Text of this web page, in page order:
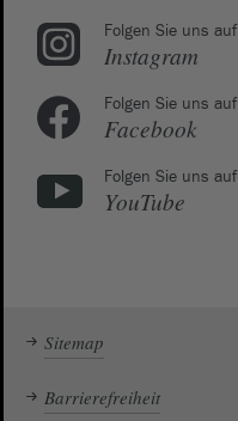
Folgen Sie uns auf
Instagram
Folgen Sie uns auf
Facebook
Folgen Sie uns auf
YouTube
Sitemap
Barrierefreiheit